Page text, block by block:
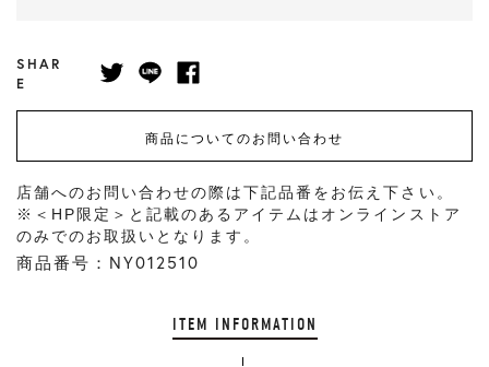
SHAR
E
商品についてのお問い合わせ
店舗へのお問い合わせの際は下記品番をお伝え下さい。
※＜HP限定＞と記載のあるアイテムはオンラインストア
のみでのお取扱いとなります。
商品番号：NY012510
ITEM INFORMATION